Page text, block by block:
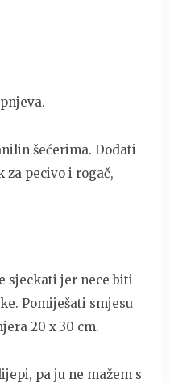
šećerima. Dodati
za pecivo i rogač,
sjeckati jer nece biti
Pomiješati smjesu
20 x 30 cm.
pa ju ne mažem s